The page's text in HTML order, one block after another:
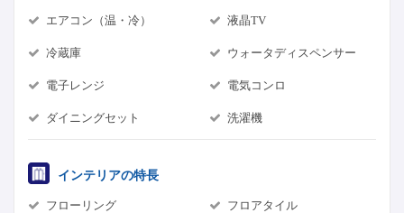
エアコン（温・冷） 液晶TV
冷蔵庫 ウォータディスペンサー
電子レンジ 電気コンロ
ダイニングセット 洗濯機
インテリアの特長
フローリング フロアタイル